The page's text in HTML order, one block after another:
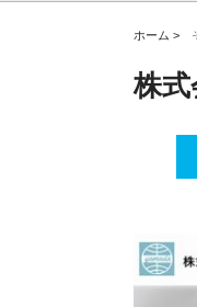
ホーム >
株